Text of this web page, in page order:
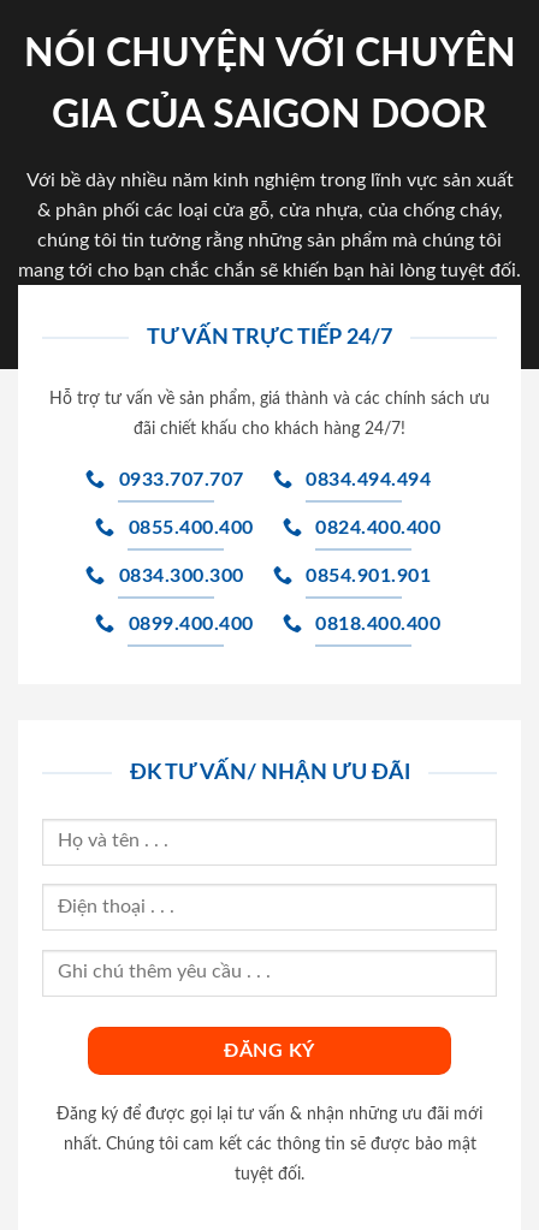
NÓI CHUYỆN VỚI CHUYÊN
GIA CỦA SAIGON DOOR
Với bề dày nhiều năm kinh nghiệm trong lĩnh vực sản xuất
& phân phối các loại cửa gỗ, cửa nhựa, của chống cháy,
chúng tôi tin tưởng rằng những sản phẩm mà chúng tôi
mang tới cho bạn chắc chắn sẽ khiến bạn hài lòng tuyệt đối.
TƯ VẤN TRỰC TIẾP 24/7
Hỗ trợ tư vấn về sản phẩm, giá thành và các chính sách ưu
đãi chiết khấu cho khách hàng 24/7!
0933.707.707 0834.494.494
0855.400.400 0824.400.400
0834.300.300 0854.901.901
0899.400.400 0818.400.400
ĐK TƯ VẤN/ NHẬN ƯU ĐÃI
Đăng ký để được gọi lại tư vấn & nhận những ưu đãi mới
nhất. Chúng tôi cam kết các thông tin sẽ được bảo mật
tuyệt đối.